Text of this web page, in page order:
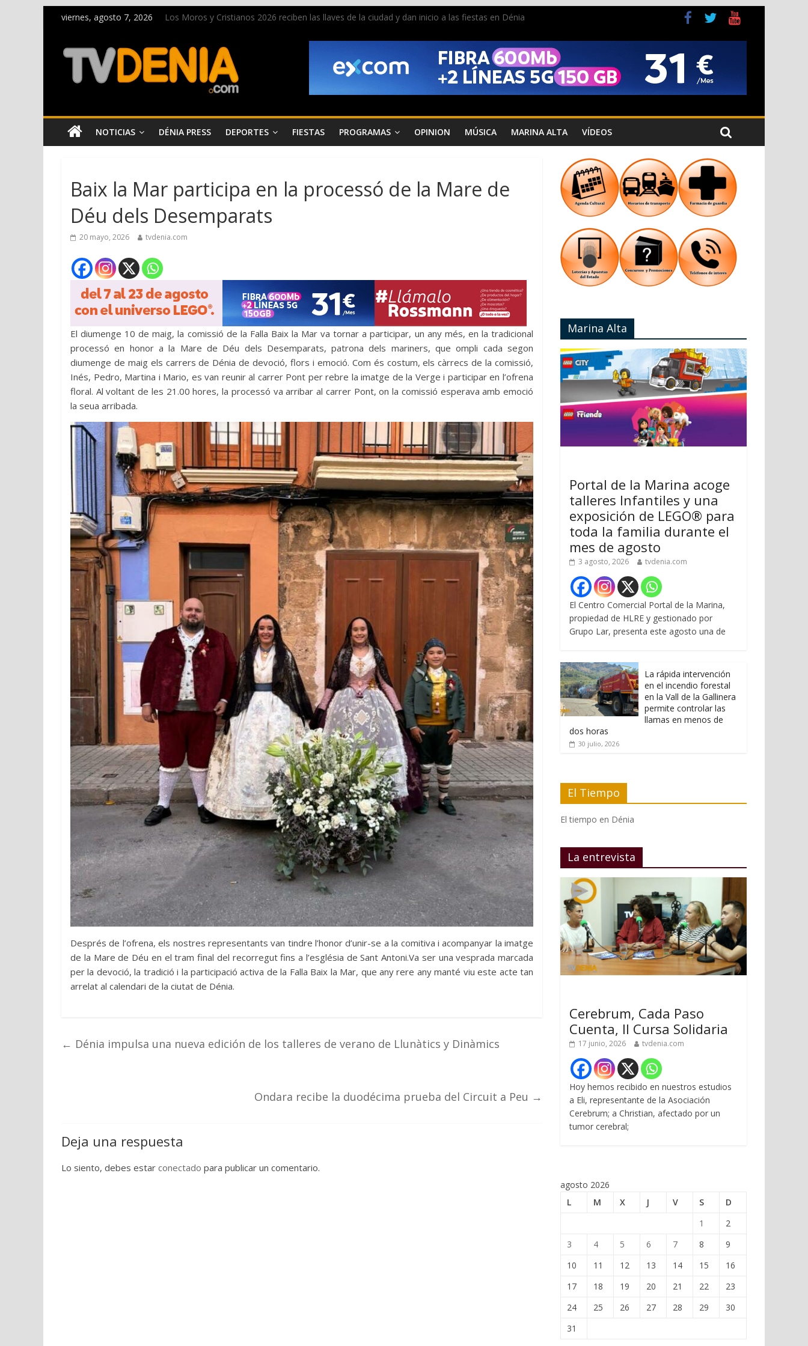
viernes, agosto 7, 2026
Los Moros y Cristianos 2026 reciben las llaves de la ciudad y dan inicio a las fiestas en Dénia
Paco Adsuar dona al Arxiu de Dénia más de 50.000 imágenes de la memoria visual de la ciudad
La Entraeta Festera llena de ambiente la calle Marqués de Campo con la recepción a la Capitanía Cristiana
El XII Festival de Jazz de Dénia reunirá durante agosto a figuras nacionales e internacionales en los Jardins de Torrecremada
NOTICIAS DÉNIA PRESS DEPORTES FIESTAS PROGRAMAS OPINION MÚSICA MARINA ALTA VÍDEOS
Baix la Mar participa en la processó de la Mare de
Déu dels Desemparats
20 mayo, 2026 tvdenia.com
El diumenge 10 de maig, la comissió de la Falla Baix la Mar va tornar a participar, un any més, en la tradicional
processó en honor a la Mare de Déu dels Desemparats, patrona dels mariners, que ompli cada segon
diumenge de maig els carrers de Dénia de devoció, flors i emoció. Com és costum, els càrrecs de la comissió,
Inés, Pedro, Martina i Mario, es van reunir al carrer Pont per rebre la imatge de la Verge i participar en l’ofrena
floral. Al voltant de les 21.00 hores, la processó va arribar al carrer Pont, on la comissió esperava amb emoció
la seua arribada.
Després de l’ofrena, els nostres representants van tindre l’honor d’unir-se a la comitiva i acompanyar la imatge
de la Mare de Déu en el tram final del recorregut fins a l’església de Sant Antoni.Va ser una vesprada marcada
per la devoció, la tradició i la participació activa de la Falla Baix la Mar, que any rere any manté viu este acte tan
arrelat al calendari de la ciutat de Dénia.
← Dénia impulsa una nueva edición de los talleres de verano de Llunàtics y Dinàmics
Ondara recibe la duodécima prueba del Circuit a Peu →
Deja una respuesta
Lo siento, debes estar conectado para publicar un comentario.
Marina Alta
Portal de la Marina acoge
talleres Infantiles y una
exposición de LEGO® para
toda la familia durante el
mes de agosto
3 agosto, 2026 tvdenia.com
El Centro Comercial Portal de la Marina,
propiedad de HLRE y gestionado por
Grupo Lar, presenta este agosto una de
La rápida intervención
en el incendio forestal
en la Vall de la Gallinera
permite controlar las
llamas en menos de
dos horas
30 julio, 2026
El Tiempo
El tiempo en Dénia
La entrevista
Cerebrum, Cada Paso
Cuenta, II Cursa Solidaria
17 junio, 2026 tvdenia.com
Hoy hemos recibido en nuestros estudios
a Eli, representante de la Asociación
Cerebrum; a Christian, afectado por un
tumor cerebral;
agosto 2026
L
M X J V S
D
1
2
3
4 5 6 7 8
9
10
11 12 13 14 15
16
17
18 19 20 21 22
23
24
25 26 27 28 29
30
31